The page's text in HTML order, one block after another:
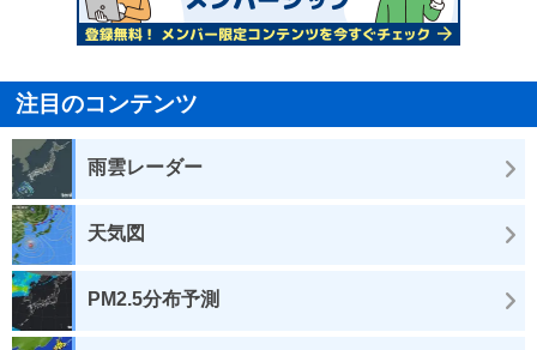
注目のコンテンツ
雨雲レーダー
天気図
PM2.5分布予測